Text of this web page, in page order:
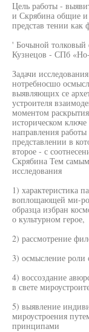
Цель работы -
и Скрябина общие и
представ тении
' Бочыной толковый
Кузнецов - СПб
Задачи
нотребносшо
выявляющих се
устроителя
моментом
историческом
направления работы
представлении в
второе - с
Скрябина Тем
исследования
1) характеристика
воплощающей ми-
образца избран
о культурном герое,
2) рассмотрение
3) осмысление роли
4) воссоздание
в свете
5) выявление
мироустроения
принципами